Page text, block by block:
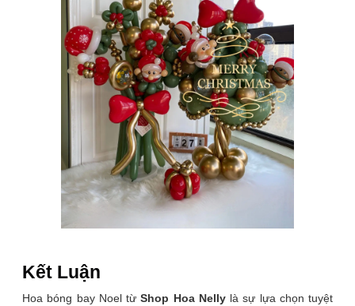
Kết Luận
Hoa bóng bay Noel từShop Hoa Nellylà sự lựa chọn tuyệt